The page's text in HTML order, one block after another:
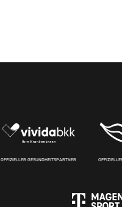
OFFIZIELLER GESUNDHEITSPARTNER